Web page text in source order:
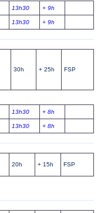
13h30 + 9h
13h30 + 9h
30h + 25h FSP
13h30 + 8h
13h30 + 8h
20h + 15h FSP